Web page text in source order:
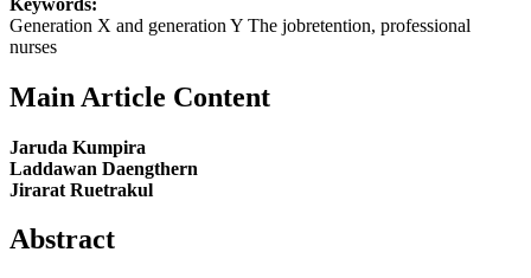
Generation X and generation Y The jobretention, professional
nurses
Main Article Content
Jaruda Kumpira
Laddawan Daengthern
Jirarat Ruetrakul
Abstract